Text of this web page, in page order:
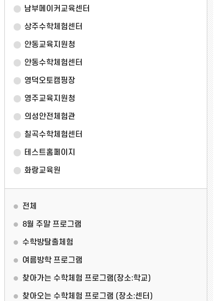
남부메이커교육센터
상주수학체험센터
안동교육지원청
안동수학체험센터
영덕오토캠핑장
영주교육지원청
의성안전체험관
칠곡수학체험센터
테스트홈페이지
화랑교육원
전체
8월 주말 프로그램
수학방탈출체험
여름방학 프로그램
찾아가는 수학체험 프로그램(장소:학교)
찾아오는 수학체험 프로그램 (장소:센터)